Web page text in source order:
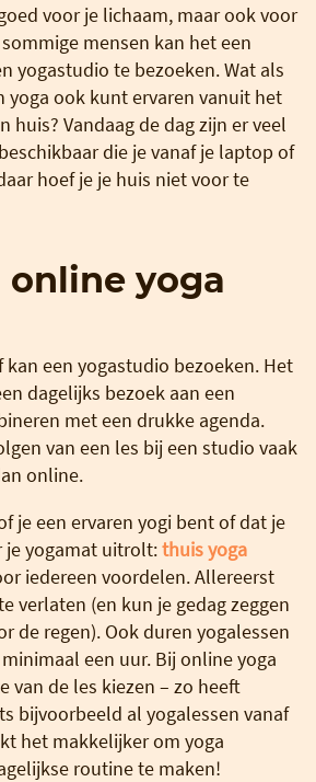
voor je lichaam, maar ook voor
mensen kan het een
yogastudio te bezoeken. Wat als
yoga ook kunt ervaren vanuit het
huis? Vandaag de dag zijn er veel
die je vanaf je laptop of
hoef je je huis niet voor te
yoga
een yogastudio bezoeken. Het
dagelijks bezoek aan een
met een drukke agenda.
van een les bij een studio vaak
online.
je een ervaren yogi bent of dat je
je yogamat uitrolt:thuis yoga
iedereen voordelen. Allereerst
verlaten (en kun je gedag zeggen
de regen). Ook duren yogalessen
een uur. Bij online yoga
van de les kiezen – zo heeft
bijvoorbeeld al yogalessen vanaf
het makkelijker om yoga
routine te maken!